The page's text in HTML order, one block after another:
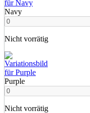
Navy
Nicht vorrätig
Purple
Nicht vorrätig